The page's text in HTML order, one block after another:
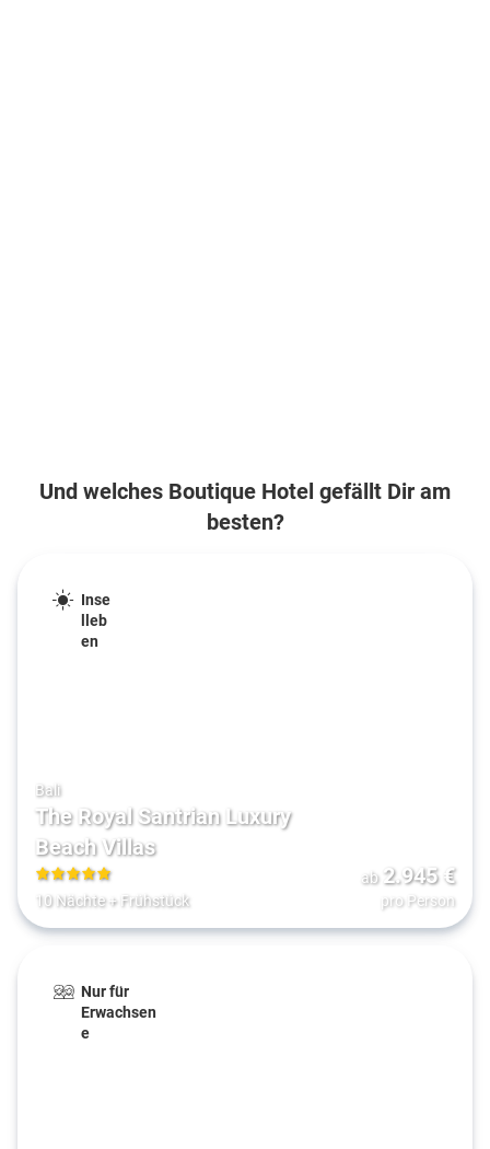
Und welches Boutique Hotel gefällt Dir am
besten?
Inse
lleb
en
Bali
The Royal Santrian Luxury
Beach Villas
5
10 Nächte+ Frühstück
ab 2.945€
pro Person
Nur für
Erwachsen
e